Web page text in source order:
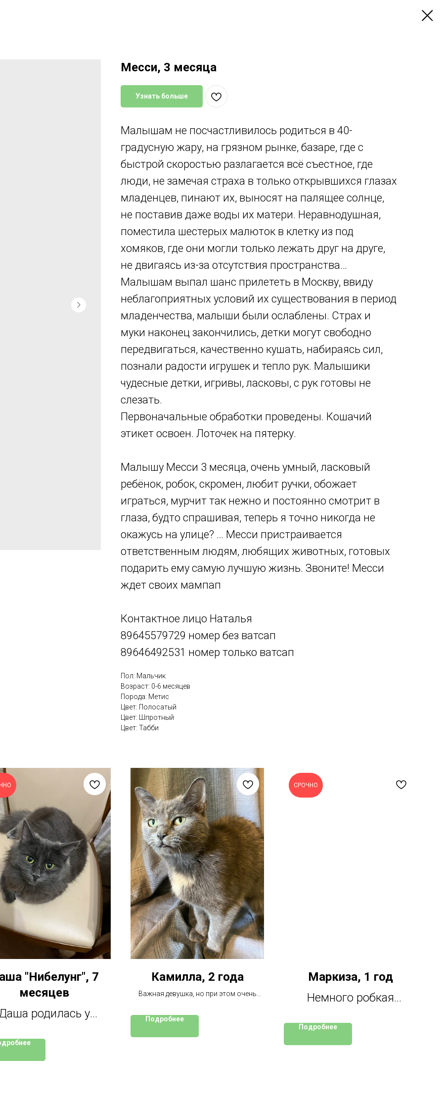
Месси, 3 месяца
Узнать больше
Малышам не посчастливилось родиться в 40-
градусную жару, на грязном рынке, базаре, где с
быстрой скоростью разлагается всё съестное, где
люди, не замечая страха в только открывшихся глазах
младенцев, пинают их, выносят на палящее солнце,
не поставив даже воды их матери. Неравнодушная,
поместила шестерых малюток в клетку из под
хомяков, где они могли только лежать друг на друге,
не двигаясь из-за отсутствия пространства…
Малышам выпал шанс прилететь в Москву, ввиду
неблагоприятных условий их существования в период
младенчества, малыши были ослаблены. Страх и
муки наконец закончились, детки могут свободно
передвигаться, качественно кушать, набираясь сил,
познали радости игрушек и тепло рук. Малышики
чудесные детки, игривы, ласковы, с рук готовы не
слезать.
Первоначальные обработки проведены. Кошачий
этикет освоен. Лоточек на пятерку.
Малышу Месси 3 месяца, очень умный, ласковый
ребёнок, робок, скромен, любит ручки, обожает
играться, мурчит так нежно и постоянно смотрит в
глаза, будто спрашивая, теперь я точно никогда не
окажусь на улице? … Месси пристраивается
ответственным людям, любящих животных, готовых
подарить ему самую лучшую жизнь. Звоните! Месси
ждет своих мампап
Контактное лицо Наталья
89645579729 номер без ватсап
89646492531 номер только ватсап
Пол: Мальчик
Возраст: 0-6 месяцев
Порода: Метис
Цвет: Полосатый
Цвет: Шпротный
Цвет: Табби
"Нибелунг", 7
месяцев
родилась у
завода в
Камилла, 2 года
Важная девушка, но при этом очень
теплотрассе, где-то ее шпыняли люди,
где-то не принимали другие коты
Подробнее
СРОЧНО
Маркиза, 1 год
Немного робкая
другими котиками.
Подробнее